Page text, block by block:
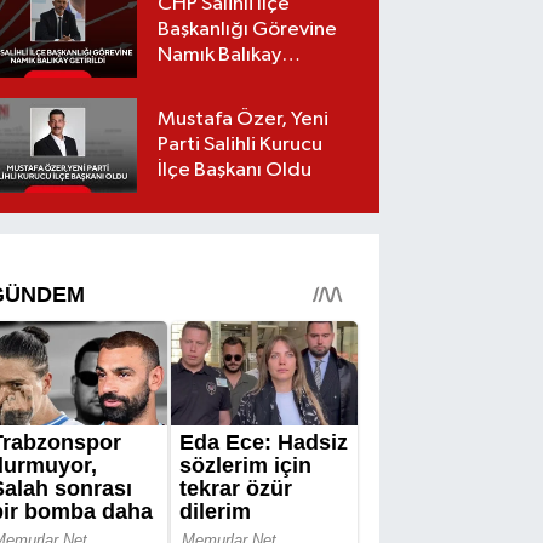
CHP Salihli İlçe
Başkanlığı Görevine
Namık Balıkay
Mustafa Özer, Yeni
Parti Salihli Kurucu
İlçe Başkanı Oldu